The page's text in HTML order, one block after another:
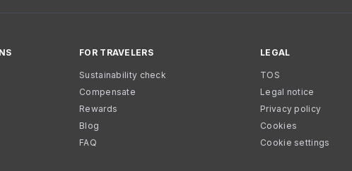
FOR TRAVELERS
Sustainability check
Compensate
Rewards
Blog
FAQ
LEGAL
TOS
Legal notice
Privacy policy
Cookies
Cookie settings